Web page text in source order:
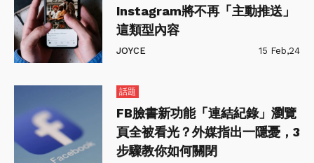
Instagram將不再「主動推送」
這類型內容
JOYCE 15 Feb,24
話題
FB臉書新功能「連結紀錄」瀏覽
頁全被看光？外媒指出一隱憂，3
步驟教你如何關閉